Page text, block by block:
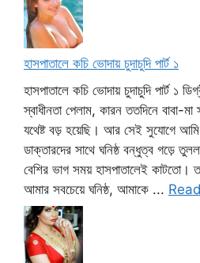
হাসপাতালে কচি ভোদায় চুদাচুদি পার্ট ১
হাসপাতালে কচি ভোদায় চুদাচুদি পার্ট ১
স্বাধীনতা পেলাম, কারন ততদিনে বাবা-
যথেষ্ট বড় হয়েছি। আর সেই সুযোগে আমি
ডাক্তারদের সাথে ঘনিষ্ঠ বন্ধুত্ব গড়ে
বেশির ভাগ সময় হাসপাতালেই কাটতো।
আমার সবচেয়ে ঘনিষ্ঠ, আমাকে ...